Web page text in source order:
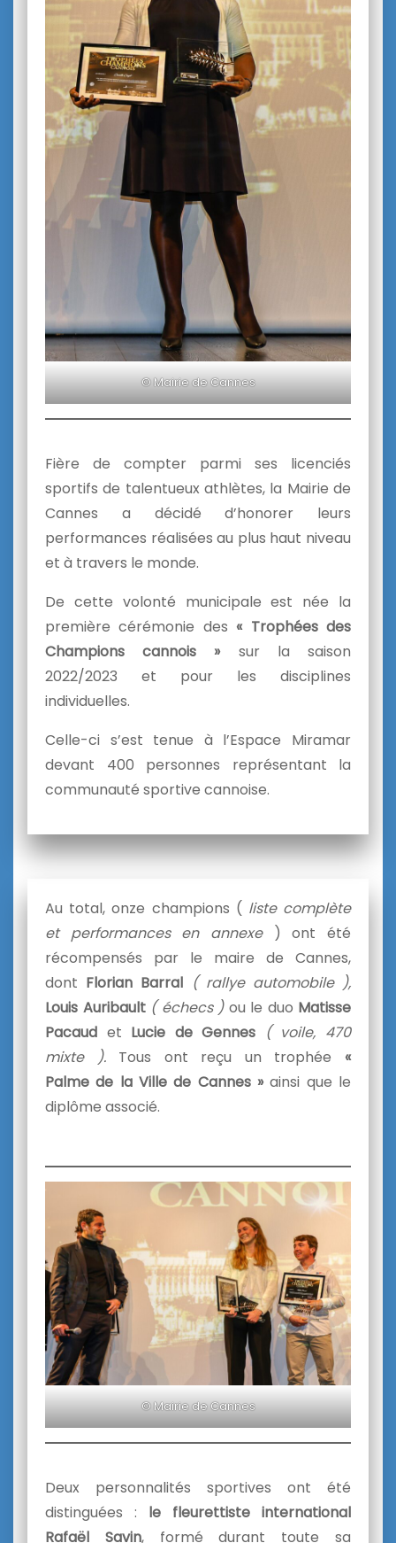
© Mairie de Cannes
Fière de compter parmi ses licenciés
sportifs de talentueux athlètes, la Mairie de
Cannes a décidé d’honorer leurs
performances réalisées au plus haut niveau
et à travers le monde.
De cette volonté municipale est née la
première cérémonie des« Trophées des
Champions cannois »sur la saison
2022/2023 et pour les disciplines
individuelles.
Celle-ci s’est tenue à l’Espace Miramar
devant 400 personnes représentant la
communauté sportive cannoise.
Au total, onze champions ( liste complète
et performances en annexe
) ont été
récompensés par le maire de Cannes,
dont Florian Barral ( rallye automobile ),
Louis Auribault ( échecs )ou le duo Matisse
Pacaud et Lucie deGennes ( voile, 470
mixte ).Tous ont reçu un trophée«
Palmede laVille de Cannes»ainsi que le
diplôme associé.
© Mairie de Cannes
Deux personnalités sportives ont été
distinguées : le fleurettiste international
Rafaël Savin, formé durant toute sa